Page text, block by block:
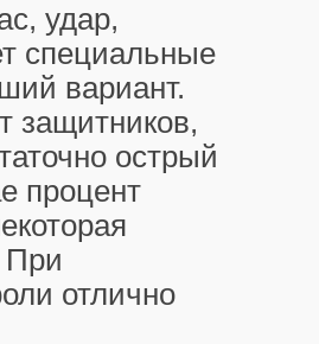
удар,
специальные
вариант.
защитников,
острый
процент
При
отлично